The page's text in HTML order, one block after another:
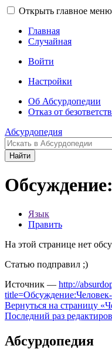
Открыть главное меню
Главная
Случайная
Войти
Настройки
Об Абсурдопедии
Отказ от
Абсурдопедия
Найти
Язык
Править
На этой странице нет
Статью подправил ;)
Источник — http://
Вернуться на страницу
Последний раз
Абсурдопедия